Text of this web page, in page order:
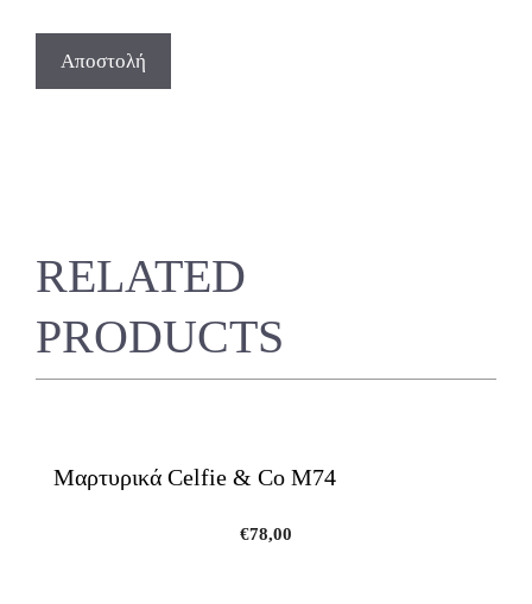
RELATED
PRODUCTS
Μαρτυρικά Celfie & Co M74
€78,00